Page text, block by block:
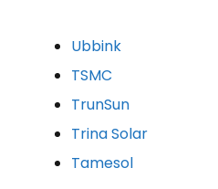
Ubbink
TSMC
TrunSun
Trina Solar
Tamesol